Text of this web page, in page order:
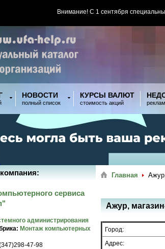
Внимание! С 1 сентября
НОВОСТИ
полный список
КУРСЫ ВАЛЮТ
стоимость акций
Главная
Ажур,
Город:
Адрес:
сервиса
администрирования
Монтаж компьютерных
47-98